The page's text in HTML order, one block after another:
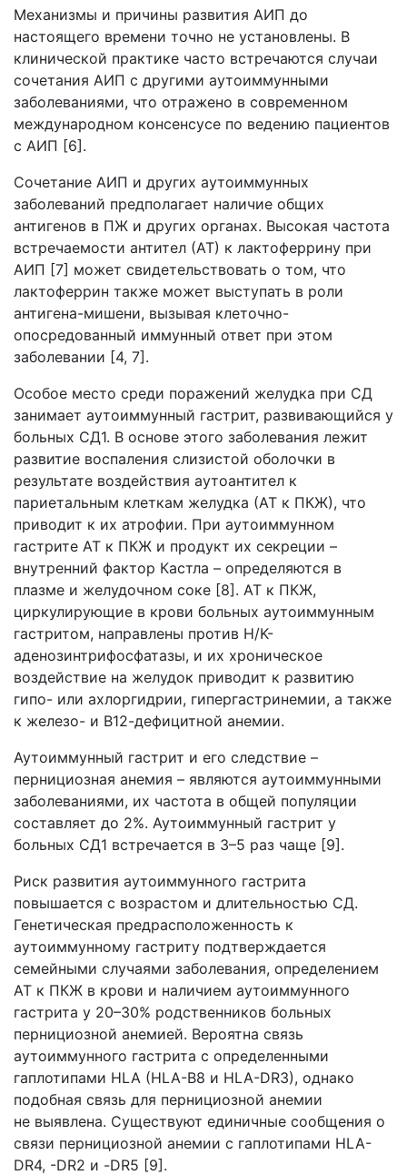
Механизмы и причины развития АИП до
настоящего времени точно не установлены. В
клинической практике часто встречаются случаи
сочетания АИП с другими аутоиммунными
заболеваниями, что отражено в современном
международном консенсусе по ведению пациентов
с АИП [6].
Сочетание АИП и других аутоиммунных
заболеваний предполагает наличие общих
антигенов в ПЖ и других органах. Высокая частота
встречаемости антител (АТ) к лактоферрину при
АИП [7] может свидетельствовать о том, что
лактоферрин также может выступать в роли
антигена-мишени, вызывая клеточно-
опосредованный иммунный ответ при этом
заболевании [4, 7].
Особое место среди поражений желудка при СД
занимает аутоиммунный гастрит, развивающийся у
больных СД1. В основе этого заболевания лежит
развитие воспаления слизистой оболочки в
результате воздействия аутоантител к
париетальным клеткам желудка (АТ к ПКЖ), что
приводит к их атрофии. При аутоиммунном
гастрите АТ к ПКЖ и продукт их секреции –
внутренний фактор Кастла – определяются в
плазме и желудочном соке [8]. АТ к ПКЖ,
циркулирующие в крови больных аутоиммунным
гастритом, направлены против H/K-
аденозинтрифосфатазы, и их хроническое
воздействие на желудок приводит к развитию
гипо- или ахлоргидрии, гипергастринемии, а также
к железо- и В12-дефицитной анемии.
Аутоиммунный гастрит и его следствие –
пернициозная анемия – являются аутоиммунными
заболеваниями, их частота в общей популяции
составляет до 2%. Аутоиммунный гастрит у
больных СД1 встречается в 3–5 раз чаще [9].
Риск развития аутоиммунного гастрита
повышается с возрастом и длительностью СД.
Генетическая предрасположенность к
аутоиммунному гастриту подтверждается
семейными случаями заболевания, определением
АТ к ПКЖ в крови и наличием аутоиммунного
гастрита у 20–30% родственников больных
пернициозной анемией. Вероятна связь
аутоиммунного гастрита с определенными
гаплотипами HLA (HLA-B8 и HLA-DR3), однако
подобная связь для пернициозной анемии
не выявлена. Существуют единичные сообщения о
связи пернициозной анемии с гаплотипами HLA-
DR4, -DR2 и -DR5 [9].